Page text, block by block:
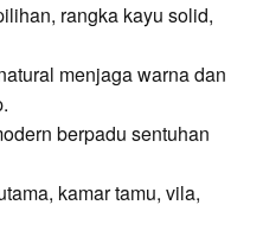
rangka kayu solid,
menjaga warna dan
berpadu sentuhan
kamar tamu, vila,